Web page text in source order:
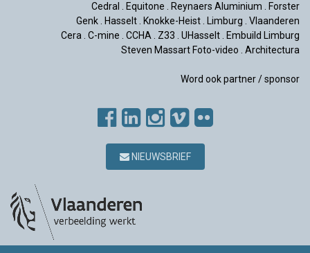
Cedral . Equitone . Reynaers Aluminium . Forster
Genk. Hasselt. Knokke-Heist. Limburg . Vlaanderen
Cera. C-mine . CCHA. Z33 . UHasselt. Embuild Limburg
Steven Massart Foto-video . Architectura
Word ook partner / sponsor
NIEUWSBRIEF